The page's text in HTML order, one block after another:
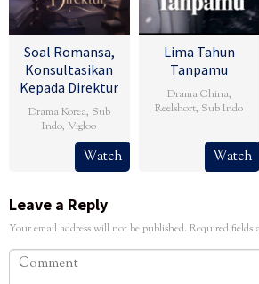
Soal Romansa,
Konsultasikan
Kepada Direktur
Drama Korea, Sub
Indo,Vigloo
Watch
Lima Tahun
Tanpamu
Drama China,
Reelshort, Sub Indo
Watch
Leave a Reply
Your email address will not be published. Required fields